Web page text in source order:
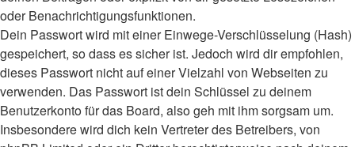
oder Benachrichtigungsfunktionen.
Dein Passwort wird mit einer Einwege-Verschlüsselung (Hash)
gespeichert, so dass es sicher ist. Jedoch wird dir empfohlen,
dieses Passwort nicht auf einer Vielzahl von Webseiten zu
verwenden. Das Passwort ist dein Schlüssel zu deinem
Benutzerkonto für das Board, also geh mit ihm sorgsam um.
Insbesondere wird dich kein Vertreter des Betreibers, von